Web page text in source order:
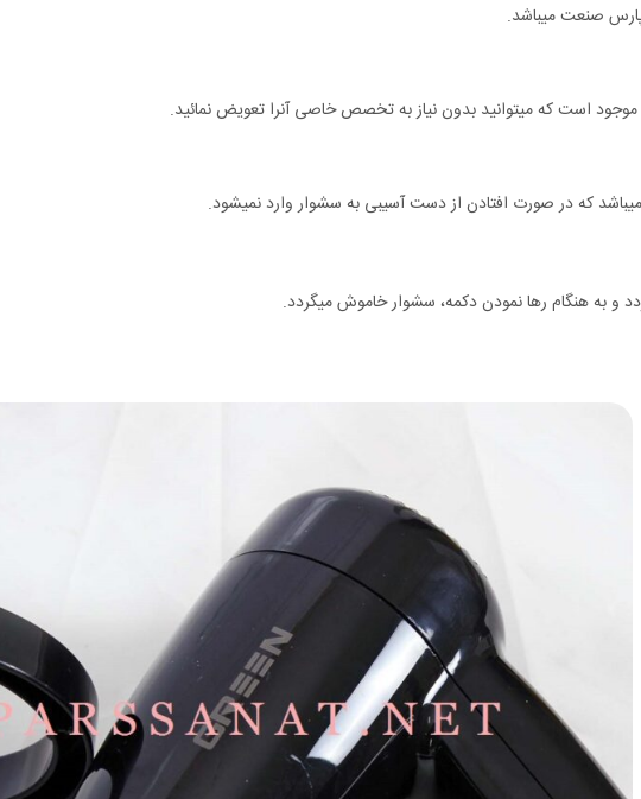
صنعت میباشد.
است که میتوانید بدون نیاز به تخصص خاصی آنرا تعویض نمائید.
که در صورت افتادن از دست آسیبی به سشوار وارد نمیشود.
به هنگام رها نمودن دکمه، سشوار خاموش میگردد.